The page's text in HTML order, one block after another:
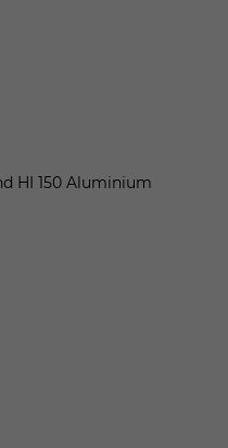
HI 150 Aluminium